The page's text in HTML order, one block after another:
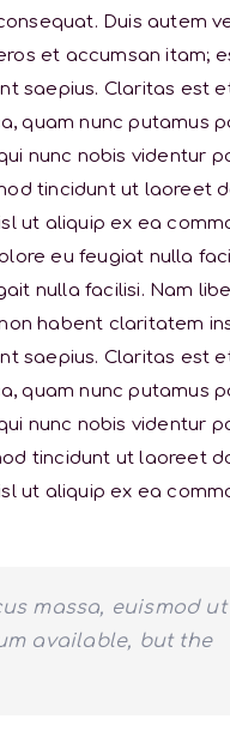
Duis autem
et accumsan itam;
saepius. Claritas est
quam nunc putamus
nunc nobis videntur
tincidunt ut laoreet
ut aliquip ex ea
eu feugiat nulla
nulla facilisi. Nam
habent claritatem
saepius. Claritas est
quam nunc putamus
nunc nobis videntur
tincidunt ut laoreet
ut aliquip ex ea
massa, euismod ut
available, but the